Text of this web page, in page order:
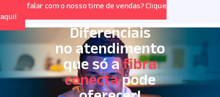
Quer falar com o nosso time de vendas? Clique
aqui!
Diferenciais
no atendimento
que só afibra
conectapode